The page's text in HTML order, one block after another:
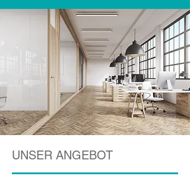
UNSER ANGEBOT